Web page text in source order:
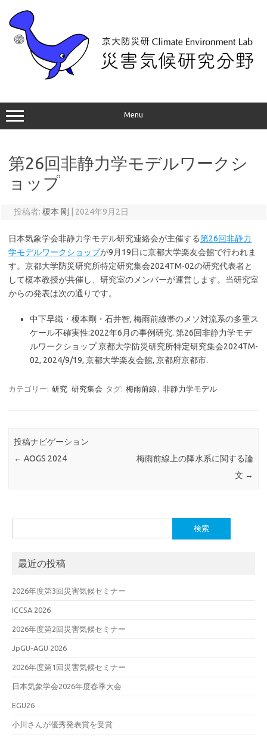
Menu
第26回非静力学モデルワークシ
ョップ
投稿者: 榎本 剛 2024年9月2日
日本気象学会非静力学モデル研究連絡会が主催する第26回非静力
学モデルワークショップが9月19日に京都大学楽友会館で行われま
す。京都大学防災研究所特定研究集会2024TM-02の研究代表者と
して榎本教授が共催し、研究室のメンバーが運営します。当研究室
からの発表は次の通りです。
中下早織・榎本剛・石井智, 梅雨前線帯のメソ対流系の多重ス
ケール不確実性:2022年6月の事例研究. 第26回非静力学モデ
ルワークショップ 京都大学防災研究所特定研究集会2024TM-
02, 2024/9/19, 京都大学楽友会館, 京都府京都市.
カテゴリー: 研究 研究集会 タグ: 梅雨前線 非静力学モデル
投稿ナビゲーション
← AOGS 2024
梅雨前線上の降水系に関する論
文 →
索:
最近の投稿
2026年度第3回災害気候セミナー
ICCSA 2026
2026年度第2回災害気候セミナー
JpGU-AGU 2026
2026年度第1回災害気候セミナー
日本気象学会2026年度春季大会
EGU26
小川さんが優秀発表賞を受賞